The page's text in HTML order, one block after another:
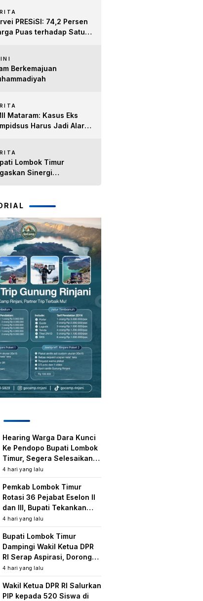
Sosial
PRESiSI: 74,2 Persen
Puas terhadap Satu
Berkemajuan
Mataram: Kasus Eks
Harus Jadi Alarm
Lombok Timur
Sinergi
Kapolres Lombok Timur
Hearing Warga Dara Kunci
Ke Pendopo Bupati Lombok
Timur, Segera Selesaikan
Konflik Agraria Eks HGU
Tanjung Kenanga
4 hari yang lalu
Pemkab Lombok Timur
Rotasi 36 Pejabat Eselon II
dan III, Bupati Tekankan
Peningkatan Kinerja dan
Pelayanan Publik
4 hari yang lalu
Bupati Lombok Timur
Dampingi Wakil Ketua DPR
RI Serap Aspirasi, Dorong
Program Strategis untuk
Kesejahteraan Masyarakat
4 hari yang lalu
Wakil Ketua DPR RI Salurkan
PIP kepada 520 Siswa di